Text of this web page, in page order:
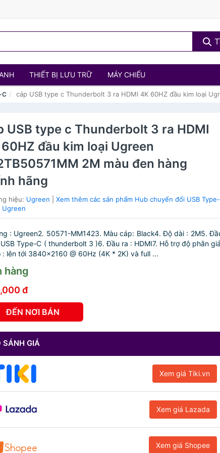
THIẾT BỊ LƯU TRỮ MÁY CHIẾU
C cáp USB type c Thunderbolt 3 ra HDMI 4K 60HZ đầu kim loại
USB type c Thunderbolt 3 ra HDMI
đầu kim loại Ugreen
2M màu đen hàng
hãng
hiệu: Ugreen |Xem thêm các sản phẩm Hub chuyển đổi USB Type-
Ugreen
: Ugreen2. 50571-MM1423. Màu cáp: Black4. Độ dài : 2M5.
Type-C ( thunderbolt 3 )6. Đầu ra : HDMI7. Hỗ trợ độ phân
: lên tới 3840x2160 @ 60Hz (4K * 2K) và full ...
hàng
đ
ĐẾN NƠI BÁN
SÁNH GIÁ
Xem giá Tiki.vn
Xem giá Lazada
Xem giá Shopee